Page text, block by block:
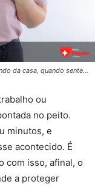
da casa, quando sente…
ou
no peito.
minutos, e
acontecido. É
com isso, afinal, o
a proteger